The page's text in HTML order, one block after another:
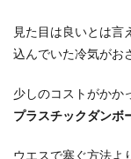
見た目は良いとは言
込んでいた冷気がお
少しのコストがかか
プラスチックダンボ
ウエスで塞ぐ方法よ